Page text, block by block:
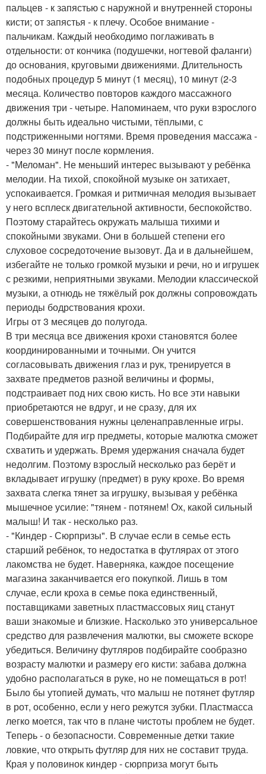
пальцев - к запястью с наружной и внутренней стороны
кисти; от запястья - к плечу. Особое внимание -
пальчикам. Каждый необходимо поглаживать в
отдельности: от кончика (подушечки, ногтевой фаланги)
до основания, круговыми движениями. Длительность
подобных процедур 5 минут (1 месяц), 10 минут (2-3
месяца. Количество повторов каждого массажного
движения три - четыре. Напоминаем, что руки взрослого
должны быть идеально чистыми, тёплыми, с
подстриженными ногтями. Время проведения массажа -
через 30 минут после кормления.
- "Меломан". Не меньший интерес вызывают у ребёнка
мелодии. На тихой, спокойной музыке он затихает,
успокаивается. Громкая и ритмичная мелодия вызывает
у него всплеск двигательной активности, беспокойство.
Поэтому старайтесь окружать малыша тихими и
спокойными звуками. Они в большей степени его
слуховое сосредоточение вызовут. Да и в дальнейшем,
избегайте не только громкой музыки и речи, но и игрушек
с резкими, неприятными звуками. Мелодии классической
музыки, а отнюдь не тяжёлый рок должны сопровождать
периоды бодрствования крохи.
Игры от 3 месяцев до полугода.
В три месяца все движения крохи становятся более
координированными и точными. Он учится
согласовывать движения глаз и рук, тренируется в
захвате предметов разной величины и формы,
подстраивает под них свою кисть. Но все эти навыки
приобретаются не вдруг, и не сразу, для их
совершенствования нужны целенаправленные игры.
Подбирайте для игр предметы, которые малютка сможет
схватить и удержать. Время удержания сначала будет
недолгим. Поэтому взрослый несколько раз берёт и
вкладывает игрушку (предмет) в руку крохе. Во время
захвата слегка тянет за игрушку, вызывая у ребёнка
мышечное усилие: "тянем - потянем! Ох, какой сильный
малыш! И так - несколько раз.
- "Киндер - Сюрпризы". В случае если в семье есть
старший ребёнок, то недостатка в футлярах от этого
лакомства не будет. Наверняка, каждое посещение
магазина заканчивается его покупкой. Лишь в том
случае, если кроха в семье пока единственный,
поставщиками заветных пластмассовых яиц станут
ваши знакомые и близкие. Насколько это универсальное
средство для развлечения малютки, вы сможете вскоре
убедиться. Величину футляров подбирайте сообразно
возрасту малютки и размеру его кисти: забава должна
удобно располагаться в руке, но не помещаться в рот!
Было бы утопией думать, что малыш не потянет футляр
в рот, особенно, если у него режутся зубки. Пластмасса
легко моется, так что в плане чистоты проблем не будет.
Теперь - о безопасности. Современные детки такие
ловкие, что открыть футляр для них не составит труда.
Края у половинок киндер - сюрприза могут быть